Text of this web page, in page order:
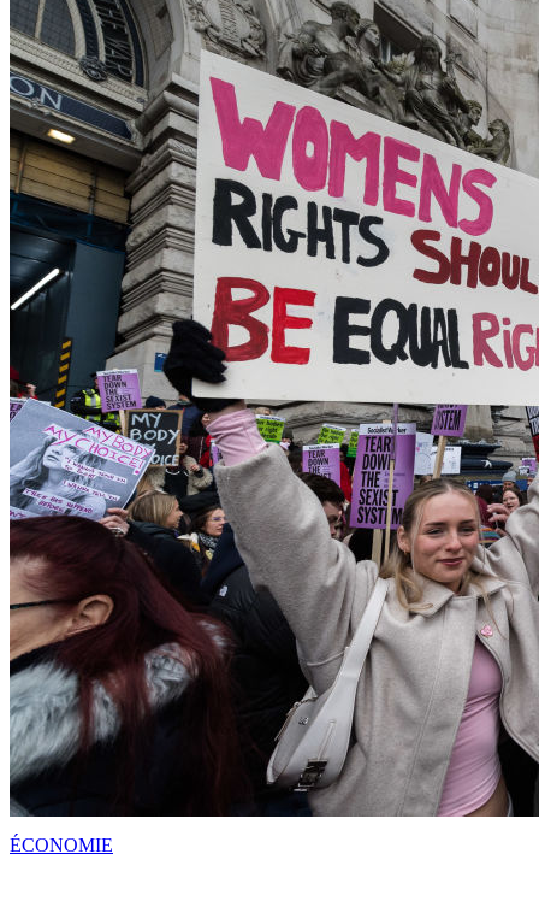
ÉCONOMIE